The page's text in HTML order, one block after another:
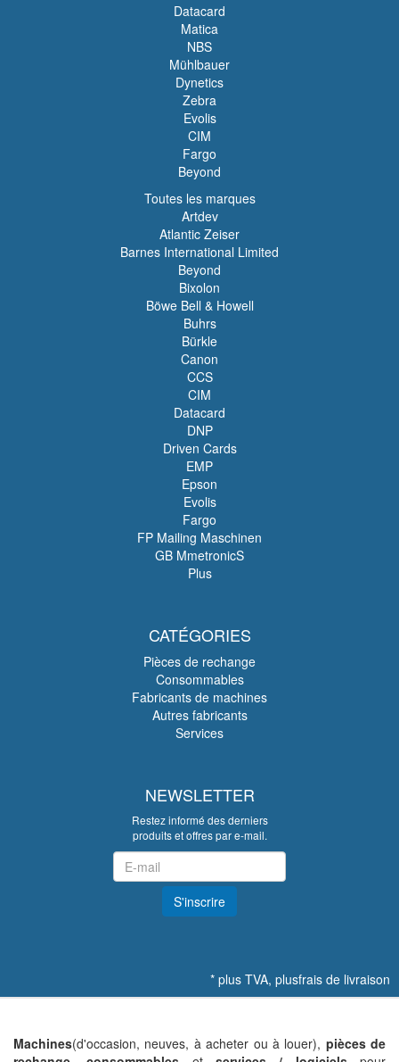
Datacard
Matica
NBS
Mühlbauer
Dynetics
Zebra
Evolis
CIM
Fargo
Beyond
Toutes les marques
Artdev
Atlantic Zeiser
Barnes International Limited
Beyond
Bixolon
Böwe Bell & Howell
Buhrs
Bürkle
Canon
CCS
CIM
Datacard
DNP
Driven Cards
EMP
Epson
Evolis
Fargo
FP Mailing Maschinen
GB MmetronicS
Plus
CATÉGORIES
Pièces de rechange
Consommables
Fabricants de machines
Autres fabricants
Services
NEWSLETTER
Restez informé des derniers
produits et offres par e-mail.
S'inscrire
* plus TVA, plusfrais de livraison
Machines(d'occasion, neuves, à acheter ou à louer), pièces de